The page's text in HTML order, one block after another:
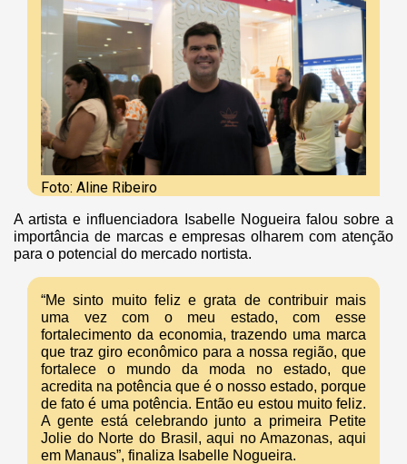
Foto: Aline Ribeiro
A artista e influenciadora Isabelle Nogueira falou sobre a
importância de marcas e empresas olharem com atenção
para o potencial do mercado nortista.
“Me sinto muito feliz e grata de contribuir mais
uma vez com o meu estado, com esse
fortalecimento da economia, trazendo uma marca
que traz giro econômico para a nossa região, que
fortalece o mundo da moda no estado, que
acredita na potência que é o nosso estado, porque
de fato é uma potência. Então eu estou muito feliz.
A gente está celebrando junto a primeira Petite
Jolie do Norte do Brasil, aqui no Amazonas, aqui
em Manaus”, finaliza Isabelle Nogueira.